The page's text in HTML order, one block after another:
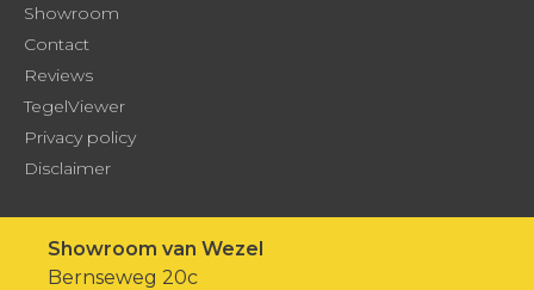
Showroom
Contact
Reviews
TegelViewer
Privacy policy
Disclaimer
Showroom van Wezel
Bernseweg 20c